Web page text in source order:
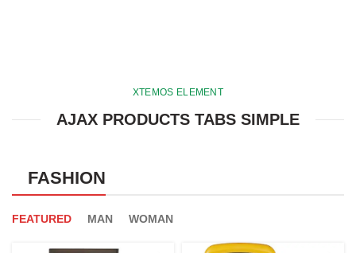
XTEMOS ELEMENT
AJAX PRODUCTS TABS SIMPLE
FASHION
FEATURED MAN WOMAN